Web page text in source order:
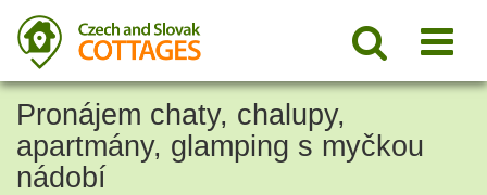
Pronájem chaty, chalupy,
apartmány, glamping s myčkou
nádobí